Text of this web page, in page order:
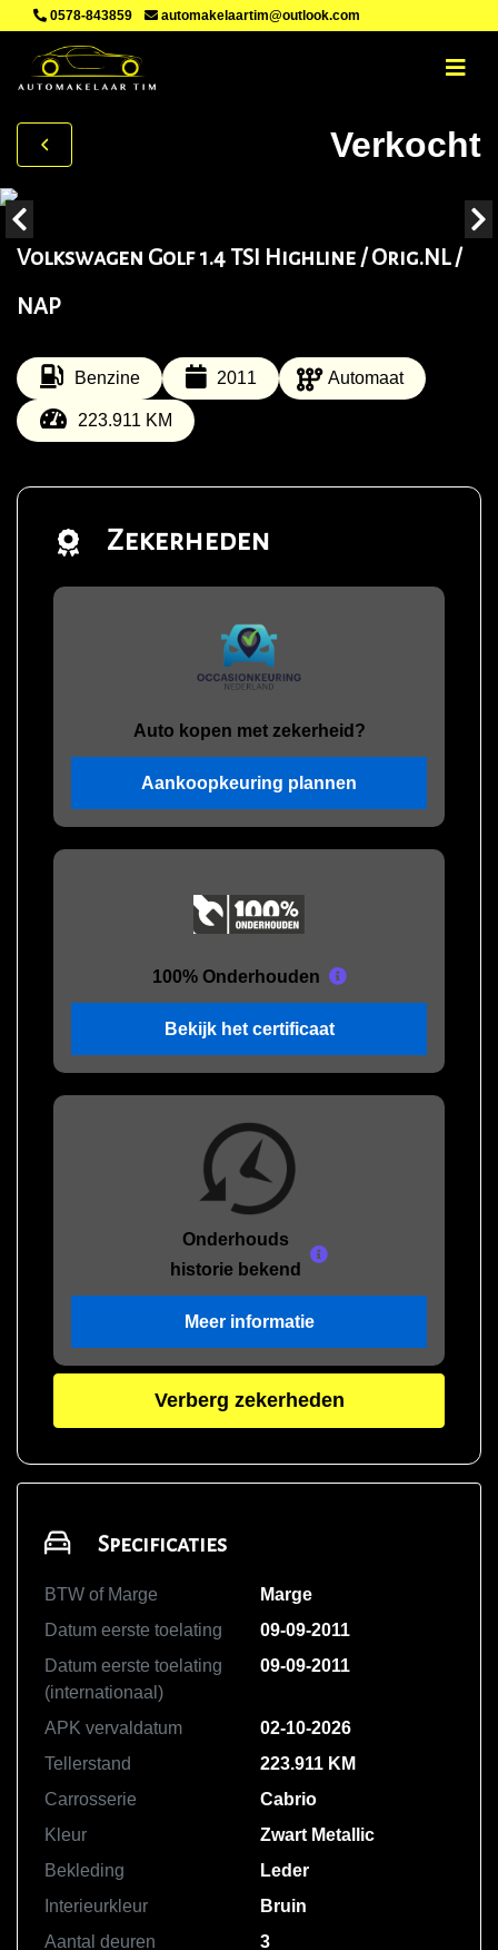
0578-843859 automakelaartim@outlook.com
Verkocht
Volkswagen Golf 1.4 TSI Highline / Orig.NL /
NAP
Benzine 2011 Automaat
223.911 KM
Zekerheden
Auto kopen met zekerheid?
Aankoopkeuring plannen
100% Onderhouden
Bekijk het certificaat
Onderhouds
historie bekend
Meer informatie
Verberg zekerheden
Specificaties
BTW of Marge
Marge
Datum eerste toelating
09-09-2011
Datum eerste toelating
(internationaal)
09-09-2011
APK vervaldatum
02-10-2026
Tellerstand
223.911 KM
Carrosserie
Cabrio
Kleur
Zwart Metallic
Bekleding
Leder
Interieurkleur
Bruin
Aantal deuren
3